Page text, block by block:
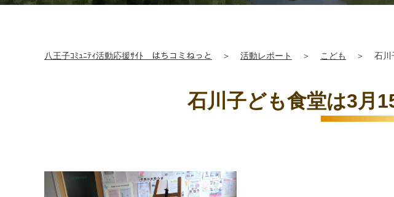
八王子ｺﾐｭﾆﾃｨ活動応援ｻｲﾄ はちコミねっと ＞ 活動レポート ＞ こども ＞ 石川
石川子ども食堂は3月